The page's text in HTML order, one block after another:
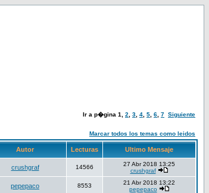
Ir a p�gina 1 2 3 4 5 6 7 Siguiente
Marcar todos los temas como leidos
Autor Lecturas Ultimo Mensaje
crushgraf 14566
27 Abr 2018 13:25
crushgraf
pepepaco 8553
21 Abr 2018 13:22
pepepaco